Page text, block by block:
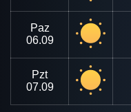
Paz
06.09
Pzt
07.09